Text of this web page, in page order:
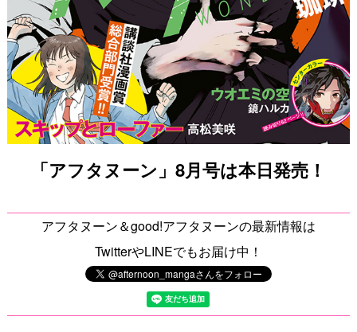
「アフタヌーン」8月号は本日発売！
アフタヌーン＆good!アフタヌーンの最新情報は
TwitterやLINEでもお届け中！